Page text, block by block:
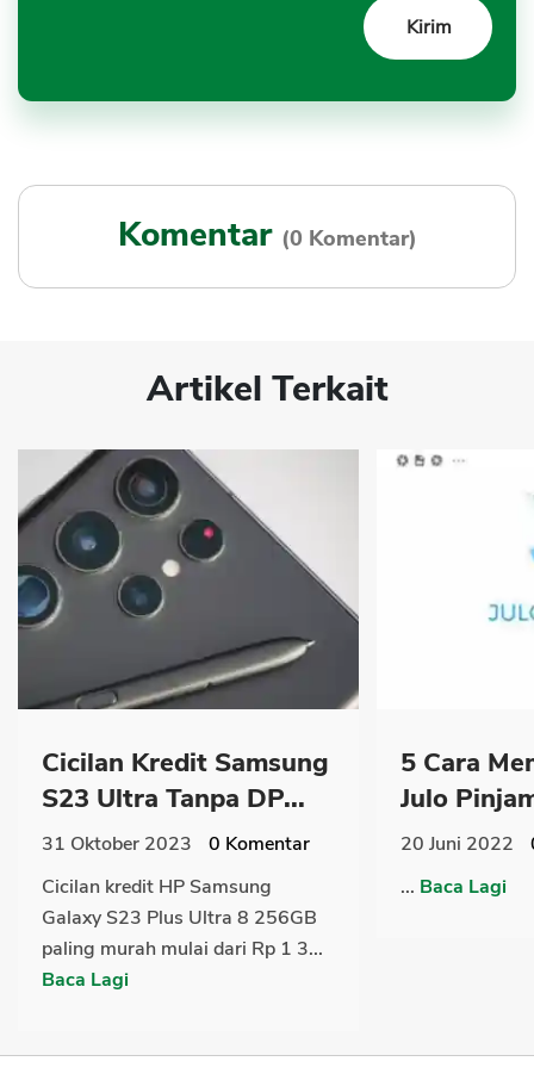
Komentar (0 Komentar)
Artikel Terkait
Cicilan Kredit Samsung
S23 Ultra Tanpa DP...
31 Oktober 2023 0 Komentar
Cicilan kredit HP Samsung
Galaxy S23 Plus Ultra 8 256GB
paling murah mulai dari Rp 1 3...
Baca Lagi
5 Cara
Julo
20 Juni 2022
... Baca Lagi